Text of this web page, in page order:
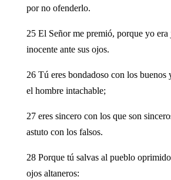
por no ofenderlo.
25 El Señor me premió, porque yo era
inocente ante sus ojos.
26 Tú eres bondadoso con los buenos
el hombre intachable;
27 eres sincero con los que son
astuto con los falsos.
28 Porque tú salvas al pueblo
ojos altaneros: